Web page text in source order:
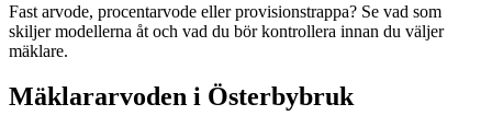
Fast arvode, procentarvode eller provisionstrappa? Se vad som
skiljer modellerna åt och vad du bör kontrollera innan du väljer
mäklare.
Mäklararvoden i Österbybruk